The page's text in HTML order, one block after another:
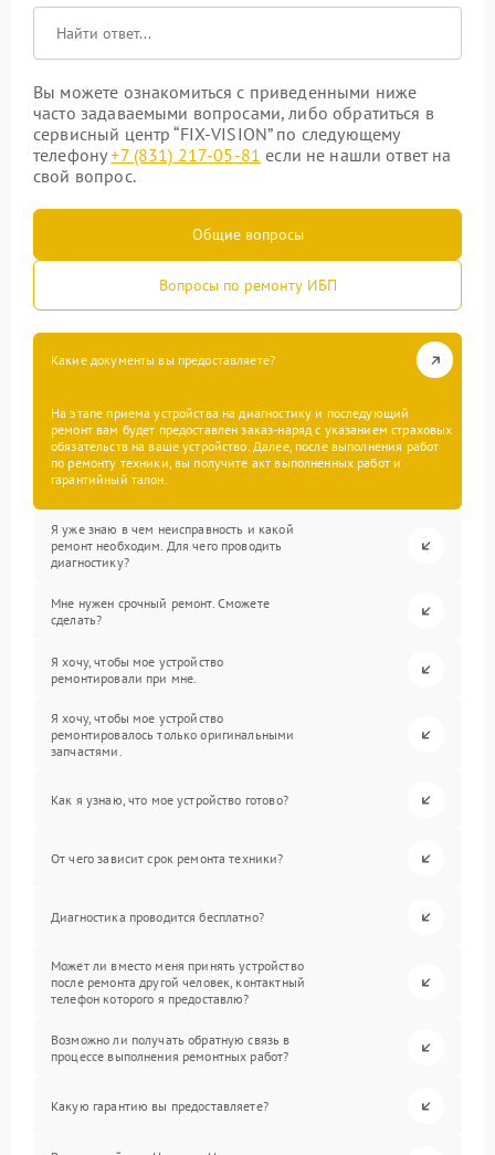
Вы можете ознакомиться с приведенными ниже
часто задаваемыми вопросами, либо обратиться в
сервисный центр “FIX-VISION” по следующему
телефону+7 (831) 217-05-81 если не нашли ответ на
свой вопрос.
Общие вопросы
Вопросы по ремонту ИБП
Какие документы вы предоставляете?
На этапе приема устройства на диагностику и последующий
ремонт вам будет предоставлен заказ-наряд с указанием страховых
обязательств на ваше устройство. Далее, после выполнения работ
по ремонту техники, вы получите акт выполненных работ и
гарантийный талон.
Я уже знаю в чем неисправность и какой
ремонт необходим. Для чего проводить
диагностику?
Мне нужен срочный ремонт. Сможете
сделать?
Я хочу, чтобы мое устройство
ремонтировали при мне.
Я хочу, чтобы мое устройство
ремонтировалось только оригинальными
запчастями.
Как я узнаю, что мое устройство готово?
От чего зависит срок ремонта техники?
Диагностика проводится бесплатно?
Может ли вместо меня принять устройство
после ремонта другой человек, контактный
телефон которого я предоставлю?
Возможно ли получать обратную связь в
процессе выполнения ремонтных работ?
Какую гарантию вы предоставляете?